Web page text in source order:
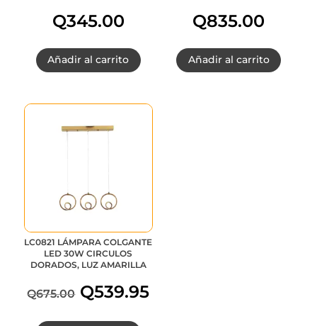
Q345.00
Añadir al carrito
Q835.00
Añadir al carrito
LC0821 LÁMPARA COLGANTE
LED 30W CIRCULOS
DORADOS, LUZ AMARILLA
Q675.00 Q539.95